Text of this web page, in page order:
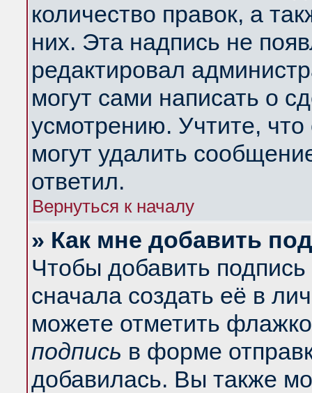
количество правок, а
них. Эта надпись не
редактировал
могут сами написать о
усмотрению. Учтите,
могут удалить
ответил.
Вернуться к началу
» Как мне добавить
Чтобы добавить
сначала создать её в
можете отметить
подпись в форме
добавилась. Вы также